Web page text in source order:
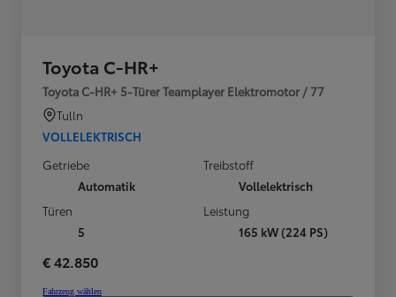
Toyota C-HR+
Toyota C-HR+ 5-Türer Teamplayer Elektromotor / 77
Tulln
VOLLELEKTRISCH
Getriebe
Automatik
Treibstoff
Vollelektrisch
Türen
5
Leistung
165 kW (224 PS)
€ 42.850
Fahrzeug wählen